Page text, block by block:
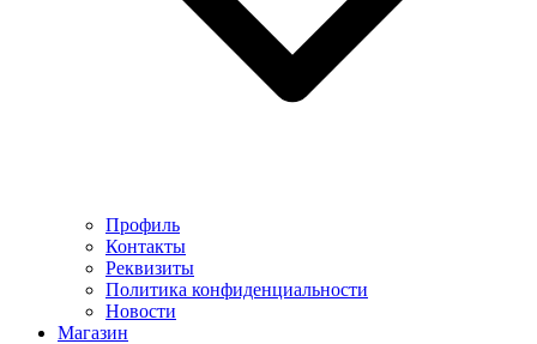
Профиль
Контакты
Реквизиты
Политика конфиденциальности
Новости
Магазин